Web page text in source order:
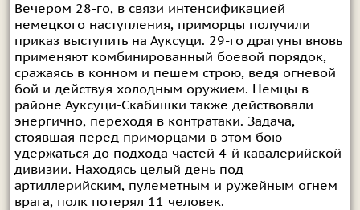
Вечером 28-го, в связи интенсификацией
немецкого наступления, приморцы получили
приказ выступить на Ауксуци. 29-го драгуны вновь
применяют комбинированный боевой порядок,
сражаясь в конном и пешем строю, ведя огневой
бой и действуя холодным оружием. Немцы в
районе Ауксуци-Скабишки также действовали
энергично, переходя в контратаки. Задача,
стоявшая перед приморцами в этом бою –
удержаться до подхода частей 4-й кавалерийской
дивизии. Находясь целый день под
артиллерийским, пулеметным и ружейным огнем
врага, полк потерял 11 человек.